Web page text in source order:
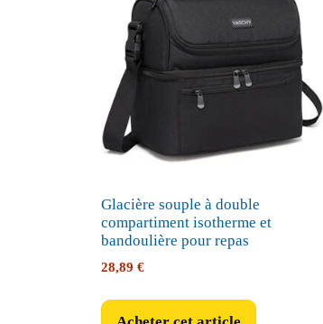
Glacière souple à double
compartiment isotherme et
bandoulière pour repas
28,89 €